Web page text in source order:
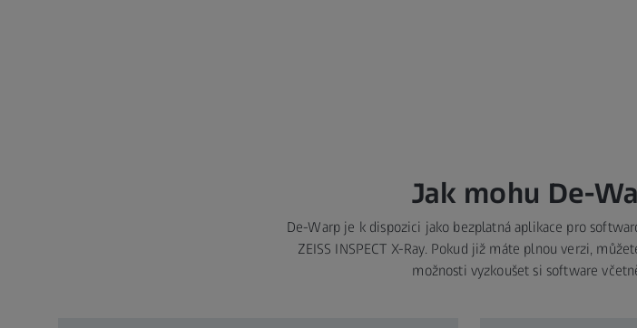
Jak mohu De-
De-Warp je k dispozici jako bezplatná aplikace pro
ZEISS INSPECT X-Ray. Pokud již máte plnou verzi,
možnosti vyzkoušet si software